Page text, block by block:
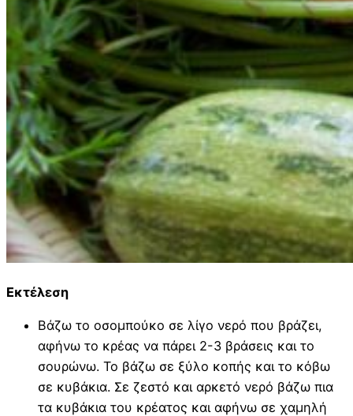
Εκτέλεση
Βάζω το οσομπούκο σε λίγο νερό που βράζει,
αφήνω το κρέας να πάρει 2-3 βράσεις και το
σουρώνω. Το βάζω σε ξύλο κοπής και το κόβω
σε κυβάκια. Σε ζεστό και αρκετό νερό βάζω πια
τα κυβάκια του κρέατος και αφήνω σε χαμηλή